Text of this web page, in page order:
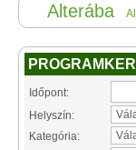
Alterába
Időpont:
Helyszín:
Kategória: